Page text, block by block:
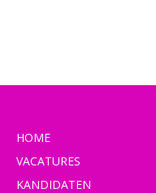
HOME
VACATURES
KANDIDATEN